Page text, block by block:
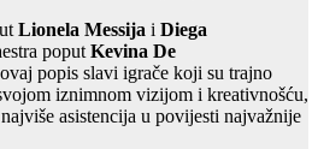
Lionela Messija i Diega
poput Kevina De
popis slavi igrače koji su trajno
iznimnom vizijom i kreativnošću,
asistencija u povijesti najvažnije